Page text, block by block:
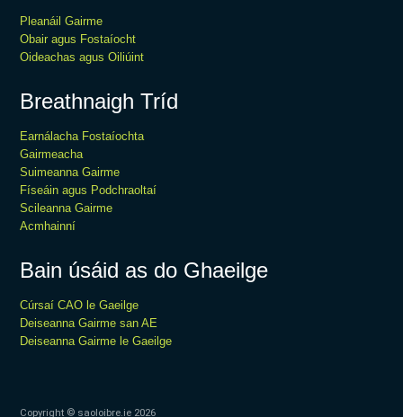
Pleanáil Gairme
Obair agus Fostaíocht
Oideachas agus Oiliúint
Breathnaigh Tríd
Earnálacha Fostaíochta
Gairmeacha
Suimeanna Gairme
Físeáin agus Podchraoltaí
Scileanna Gairme
Acmhainní
Bain úsáid as do Ghaeilge
Cúrsaí CAO le Gaeilge
Deiseanna Gairme san AE
Deiseanna Gairme le Gaeilge
Copyright © saoloibre.ie 2026